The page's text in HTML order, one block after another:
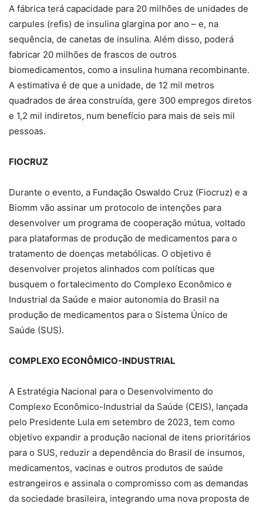
A fábrica terá capacidade para 20 milhões de unidades de
carpules (refis) de insulina glargina por ano – e, na
sequência, de canetas de insulina. Além disso, poderá
fabricar 20 milhões de frascos de outros
biomedicamentos, como a insulina humana recombinante.
A estimativa é de que a unidade, de 12 mil metros
quadrados de área construída, gere 300 empregos diretos
e 1,2 mil indiretos, num benefício para mais de seis mil
pessoas.
FIOCRUZ
Durante o evento, a Fundação Oswaldo Cruz (Fiocruz) e a
Biomm vão assinar um protocolo de intenções para
desenvolver um programa de cooperação mútua, voltado
para plataformas de produção de medicamentos para o
tratamento de doenças metabólicas. O objetivo é
desenvolver projetos alinhados com políticas que
busquem o fortalecimento do Complexo Econômico e
Industrial da Saúde e maior autonomia do Brasil na
produção de medicamentos para o Sistema Único de
Saúde (SUS).
COMPLEXO ECONÔMICO-INDUSTRIAL
A Estratégia Nacional para o Desenvolvimento do
Complexo Econômico-Industrial da Saúde (CEIS), lançada
pelo Presidente Lula em setembro de 2023, tem como
objetivo expandir a produção nacional de itens prioritários
para o SUS, reduzir a dependência do Brasil de insumos,
medicamentos, vacinas e outros produtos de saúde
estrangeiros e assinala o compromisso com as demandas
da sociedade brasileira, integrando uma nova proposta de